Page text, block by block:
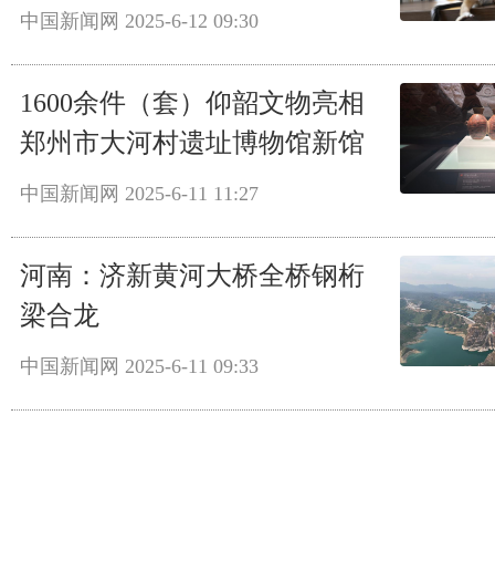
中国新闻网 2025-6-12 09:30
1600余件（套）仰韶文物亮相
郑州市大河村遗址博物馆新馆
中国新闻网 2025-6-11 11:27
河南：济新黄河大桥全桥钢桁
梁合龙
中国新闻网 2025-6-11 09:33